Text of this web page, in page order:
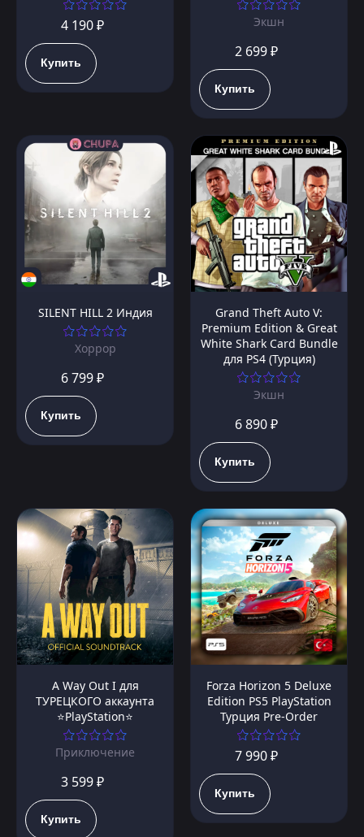
4 190 ₽
Купить
Экшн
2 699 ₽
Купить
SILENT HILL 2 Индия
Хоррор
6 799 ₽
Купить
Grand Theft Auto V:
Premium Edition & Great
White Shark Card Bundle
для PS4 (Турция)
Экшн
6 890 ₽
Купить
A Way Out I для
ТУРЕЦКОГО аккаунта
⭐PlayStation⭐
Приключение
3 599 ₽
Купить
Forza Horizon 5 Deluxe
Edition PS5 PlayStation
Турция Pre-Order
7 990 ₽
Купить